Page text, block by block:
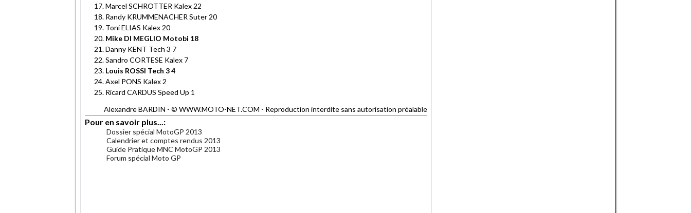
Marcel SCHROTTER Kalex 22
Randy KRUMMENACHER Suter 20
Toni ELIAS Kalex 20
Mike DI MEGLIO Motobi 18
Danny KENT Tech 3 7
Sandro CORTESE Kalex 7
Louis ROSSI Tech 3 4
Axel PONS Kalex 2
Ricard CARDUS Speed Up 1
Alexandre BARDIN - © WWW.MOTO-NET.COM - Reproduction interdite sans autorisation préalable
Pour en savoir plus...:
Dossier spécial MotoGP 2013
Calendrier et comptes rendus 2013
Guide Pratique MNC MotoGP 2013
Forum spécial Moto GP